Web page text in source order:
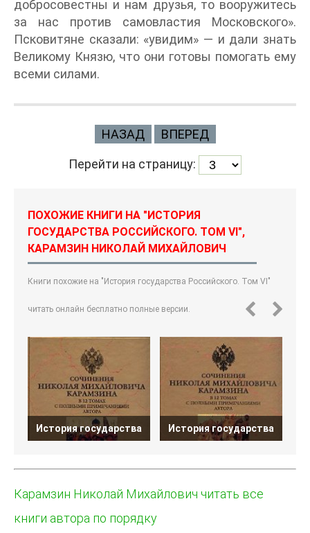
добросовестны и нам друзья, то вооружитесь
за нас против самовластия Московского».
Псковитяне сказали: «увидим» — и дали знать
Великому Князю, что они готовы помогать ему
всеми силами.
НАЗАД ВПЕРЕД
Перейти на страницу:
ПОХОЖИЕ КНИГИ НА "ИСТОРИЯ
ГОСУДАРСТВА РОССИЙСКОГО. ТОМ VI",
КАРАМЗИН НИКОЛАЙ МИХАЙЛОВИЧ
Книги похожие на "История государства Российского. Том VI"
читать онлайн бесплатно полные версии.
История государства История государства
Карамзин Николай Михайлович читать все
книги автора по порядку